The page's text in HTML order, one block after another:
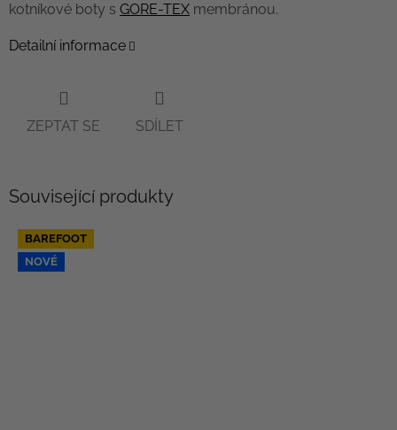
kotníkové boty s GORE-TEX membránou.
Detailní informace
ZEPTAT SE SDÍLET
Související produkty
BAREFOOT
NOVÉ